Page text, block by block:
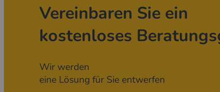
4 stabilisierende Stützen
19″-Stützen-Schlüssel
Vorschriften des Straßenverkehrsgesetzes
Vereinbaren Sie ein
kostenloses
Wir werden
eine Lösung für Sie entwerfen